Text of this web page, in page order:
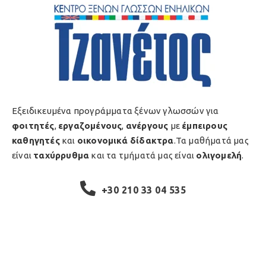
Εξειδικευμένα προγράμματα ξένων γλωσσών για
φοιτητές, εργαζομένους, ανέργους με έμπειρους
καθηγητέςκαι οικονομικά δίδακτρα.Τα μαθήματά μας
είναι ταχύρρυθμα και τα τμήματά μας είναι ολιγομελή.
+30 210 33 04 535